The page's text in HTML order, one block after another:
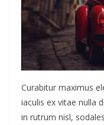
Curabitur maximus
iaculis ex vitae nulla
in rutrum nisl,